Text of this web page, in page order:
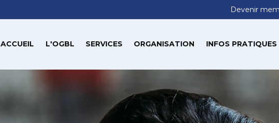
Devenir
ACCUEIL L'OGBL SERVICES ORGANISATION INFOS PRATIQUES